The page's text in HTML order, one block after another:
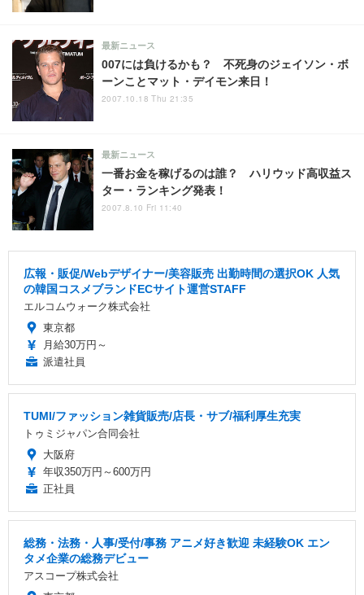
007には負けるかも？ 不死身のジェイソン・ボ
ーンことマット・デイモン来日！
最新ニュース
2007.10.18 Thu 21:35
一番お金を稼げるのは誰？ ハリウッド高収益ス
ター・ランキング発表！
最新ニュース
2007.8.10 Fri 11:40
広報・販促/Webデザイナー/美容販売 出勤時間の選択OK 人気
の韓国コスメブランドECサイト運営STAFF
エルコムウォーク株式会社
東京都
月給30万円～
派遣社員
TUMI/ファッション雑貨販売/店長・サブ/福利厚生充実
トゥミジャパン合同会社
大阪府
年収350万円～600万円
正社員
総務・法務・人事/受付/事務 アニメ好き歓迎 未経験OK エン
タメ企業の総務デビュー
アスコープ株式会社